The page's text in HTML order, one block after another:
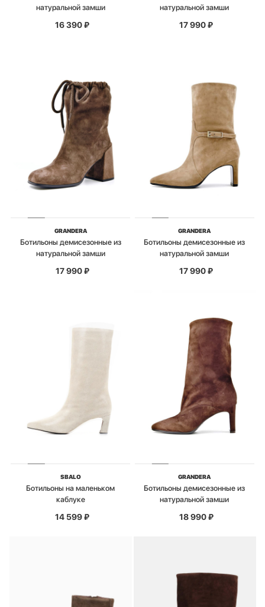
натуральной замши
16 390₽
натуральной замши
17 990₽
GRANDERA
Ботильоны демисезонные из
натуральной замши
17 990₽
GRANDERA
Ботильоны демисезонные из
натуральной замши
17 990₽
SBALO
Ботильоны на маленьком
каблуке
14 599₽
GRANDERA
Ботильоны демисезонные из
натуральной замши
18 990₽